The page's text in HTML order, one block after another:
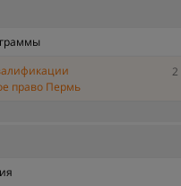
право Пермь
2